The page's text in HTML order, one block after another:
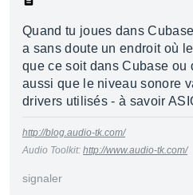
Quand tu joues dans
a sans doute un endroit où
que ce soit dans Cubase ou
aussi que le niveau sonore
drivers utilisés - à savoir
http://blog.audio-tk.com/
Audio Toolkit: http://www.audio-tk.com/
signaler